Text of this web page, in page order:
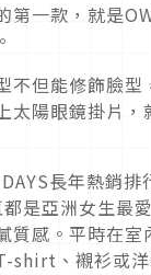
第一款，就是
不但能修飾臉
太陽眼鏡掛片
長年熱銷
是亞洲女生最
質感。平時在
shirt、襯衫或洋